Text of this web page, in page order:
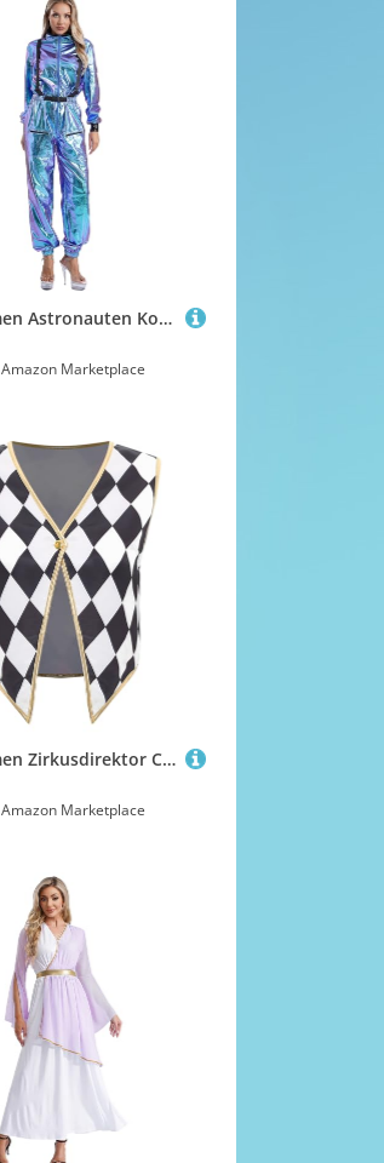
Agoky Damen Astronauten Kostüme Cosplay Futuristische Kleidung Metallic Jumpsuit Overall in Silber Raumfahrer Anzug Motto Party Outfits Blau M
Amazon Marketplace
Agoky Damen Zirkusdirektor Cosplay Kostüm Ärmellose V Ausschnitt Weste Karomuster Gilet mit Goldener Besatz Zirkus Vest Ein-Knopf Waistcoat gr. S-3XL Schwarz 3XL
Amazon Marketplace